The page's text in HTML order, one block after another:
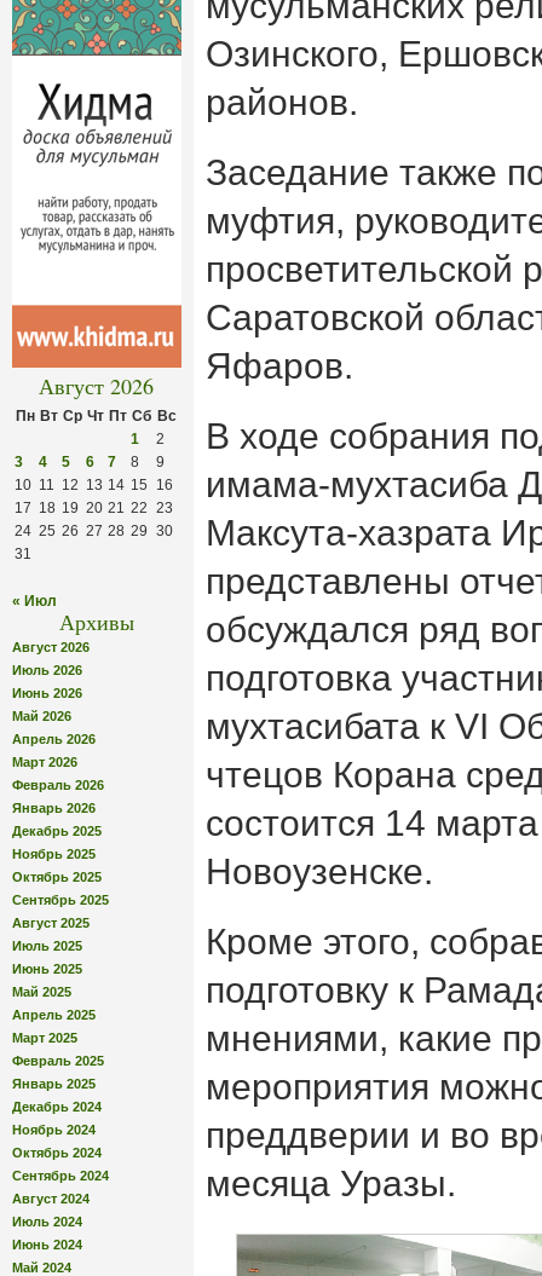
Август 2026
Пн Вт Ср Чт Пт Сб Вс
1
2
3
4 5 6 7 8
9
10 11 12 13 14 15
16
17 18 19 20 21 22 23
24 25 26 27 28 29 30
31
« Июл
Архивы
Август 2026
Июль 2026
Июнь 2026
Май 2026
Апрель 2026
Март 2026
Февраль 2026
Январь 2026
Декабрь 2025
Ноябрь 2025
Октябрь 2025
Сентябрь 2025
Август 2025
Июль 2025
Июнь 2025
Май 2025
Апрель 2025
Март 2025
Февраль 2025
Январь 2025
Декабрь 2024
Ноябрь 2024
Октябрь 2024
Сентябрь 2024
Август 2024
Июль 2024
Июнь 2024
Май 2024
Озинского,
районов.
Заседание также
муфтия,
просветительской
Саратовской
Яфаров.
В ходе собрания
имама-мухтасиба
Максута-хазрата
представлены
обсуждался ряд
подготовка
мухтасибата к VI
чтецов Корана
состоится 14
Новоузенске.
Кроме этого,
подготовку к
мнениями, какие
мероприятия
преддверии и во
месяца Уразы.